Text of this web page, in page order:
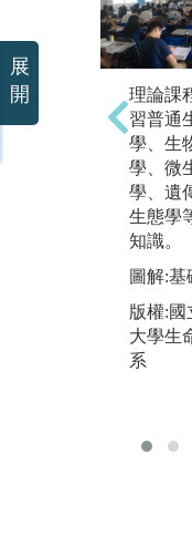
理論課
習普通
學、生
學、微
學、遺
生態學
知識。
圖解:基
版權:國
大學生
系
展
開